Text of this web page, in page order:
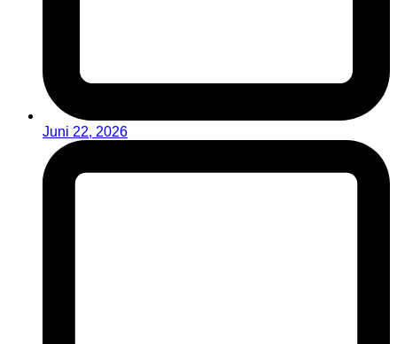
Juni 22, 2026